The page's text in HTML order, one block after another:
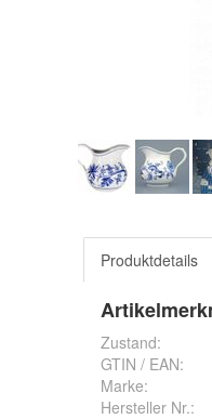
Produktdetails
Zustand:
GTIN / EAN:
Marke:
Hersteller Nr.: